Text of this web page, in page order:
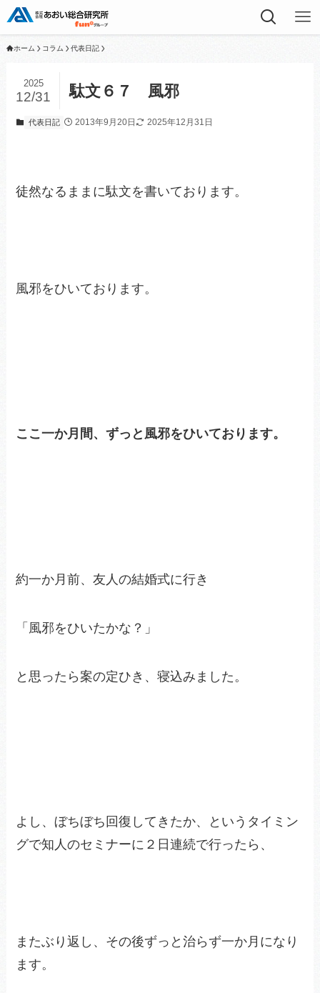
ホーム コラム 代表日記
駄文６７ 風邪
2025
12/31
代表日記 2013年9月20日 2025年12月31日
徒然なるままに駄文を書いております。
風邪をひいております。
ここ一か月間、ずっと風邪をひいております。
約一か月前、友人の結婚式に行き
「風邪をひいたかな？」
と思ったら案の定ひき、寝込みました。
よし、ぼちぼち回復してきたか、というタイミン
グで知人のセミナーに２日連続で行ったら、
またぶり返し、その後ずっと治らず一か月になり
ます。